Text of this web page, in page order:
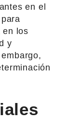
en el
en los
y